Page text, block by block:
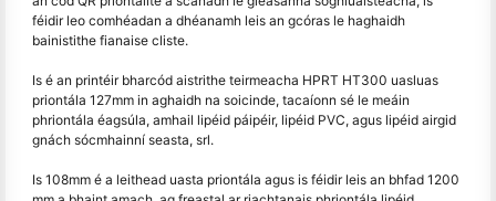
féidir leo comhéadan a dhéanamh leis an gcóras le haghaidh
bainistithe fianaise cliste.
Is é an printéir bharcód aistrithe teirmeacha HPRT HT300 uasluas
priontála 127mm in aghaidh na soicinde, tacaíonn sé le meáin
phriontála éagsúla, amhail lipéid páipéir, lipéid PVC, agus lipéid airgid
gnách sócmhainní seasta, srl.
Is 108mm é a leithead uasta priontála agus is féidir leis an bhfad 1200